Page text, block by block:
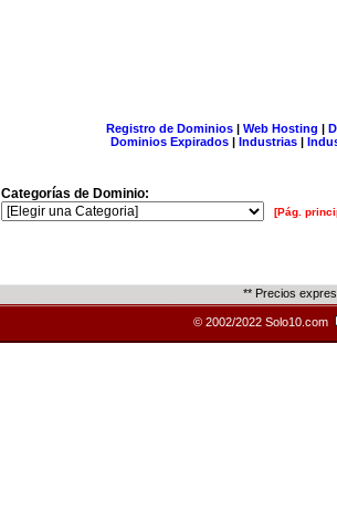
Registro de Dominios| Web Hosting |
Dominios Expirados | Industrias |
Categorías de Dominio:
[Pág.
** Precios
© 2002/2022 Solo10.com